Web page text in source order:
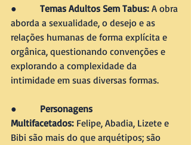
● Temas Adultos Sem Tabus: A obra
aborda a sexualidade, o desejo e as
relações humanas de forma explícita e
orgânica, questionando convenções e
explorando a complexidade da
intimidade em suas diversas formas.
● Personagens
Multifacetados: Felipe, Abadia, Lizete e
Bibi são mais do que arquétipos; são